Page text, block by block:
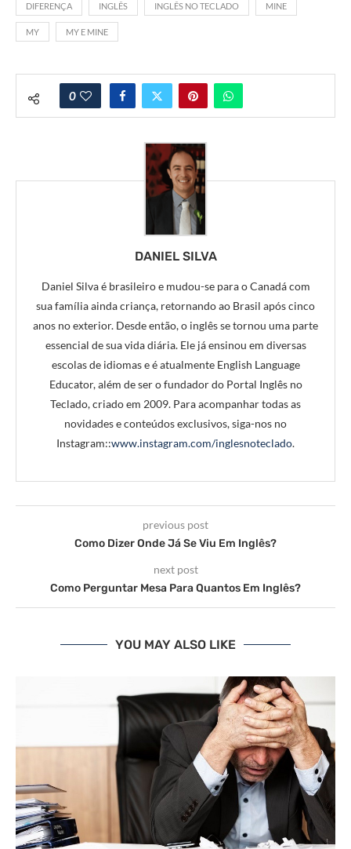
DIFERENÇA INGLÊS INGLÊS NO TECLADO MINE
MY MY E MINE
0
DANIEL SILVA
Daniel Silva é brasileiro e mudou-se para o Canadá com
sua família ainda criança, retornando ao Brasil após cinco
anos no exterior. Desde então, o inglês se tornou uma parte
essencial de sua vida diária. Ele já ensinou em diversas
escolas de idiomas e é atualmente English Language
Educator, além de ser o fundador do Portal Inglês no
Teclado, criado em 2009. Para acompanhar todas as
novidades e conteúdos exclusivos, siga-nos no
Instagram::www.instagram.com/inglesnoteclado.
previous post
Como Dizer Onde Já Se Viu Em Inglês?
next post
Como Perguntar Mesa Para Quantos Em Inglês?
YOU MAY ALSO LIKE